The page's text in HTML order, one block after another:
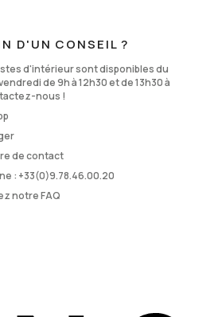
D'UN CONSEIL ?
d'intérieur sont disponibles du
de 9h à 12h30 et de 13h30 à
nous !
de contact
: +33(0)9.78.46.00.20
notre FAQ